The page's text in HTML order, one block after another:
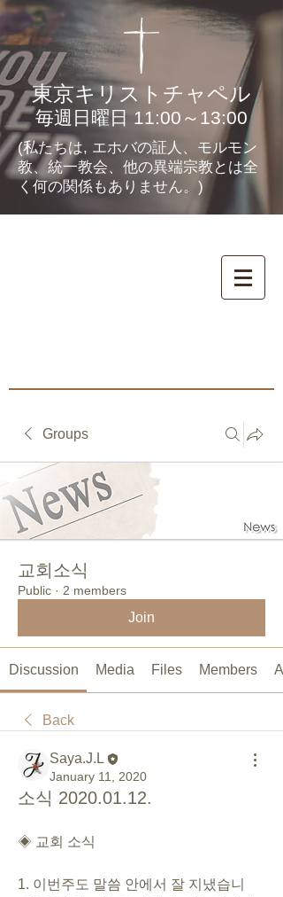
東京キリストチャペル
毎週日曜日 11:00～13:00
(私たちは, エホバの証人、モルモン
教、統一教会、他の異端宗教とは全
く何の関係もありません。)
Groups
교회소식
Public · 2 members
Join
Discussion Media Files Members
Back
Saya.J.L
January 11, 2020
소식 2020.01.12.
◈ 교회 소식
1. 이번주도 말씀 안에서 잘 지냈습니